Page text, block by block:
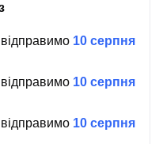
відправимо 10 серпня
відправимо 10 серпня
відправимо 10 серпня